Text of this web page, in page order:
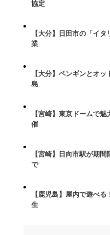
協定
【大分】日田市の「イ
業
【大分】ペンギンとオ
島
【宮崎】東京ドームで
催
【宮崎】日向市駅が期間
で
【鹿児島】屋内で遊べ
生